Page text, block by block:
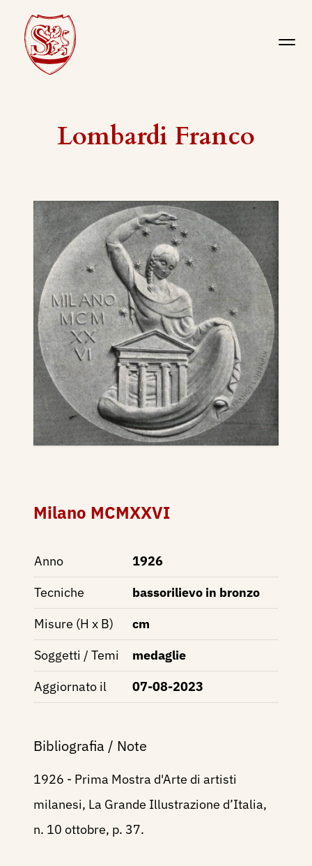
Lombardi Franco
Milano MCMXXVI
Anno
1926
Tecniche
bassorilievo in bronzo
Misure (H x B)
cm
Soggetti / Temi
medaglie
Aggiornato il
07-08-2023
Bibliografia / Note
1926 - Prima Mostra d'Arte di artisti
milanesi, La Grande Illustrazione d’Italia,
n. 10 ottobre, p. 37.